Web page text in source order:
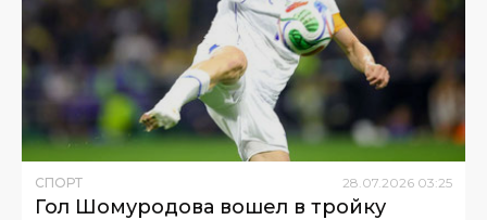
СПОРТ 28.07.2026 03:25
Гол Шомуродова вошел в тройку